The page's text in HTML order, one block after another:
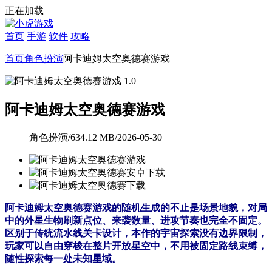
正在加载
首页 手游 软件 攻略
首页角色扮演阿卡迪姆太空奥德赛游戏
阿卡迪姆太空奥德赛游戏
角色扮演/634.12 MB/2026-05-30
阿卡迪姆太空奥德赛游戏的随机生成的不止是场景地貌，对局
中的外星生物刷新点位、来袭数量、进攻节奏也完全不固定。
区别于传统流水线关卡设计，本作的宇宙探索没有边界限制，
玩家可以自由穿梭在整片开放星空中，不用被固定路线束缚，
随性探索每一处未知星域。